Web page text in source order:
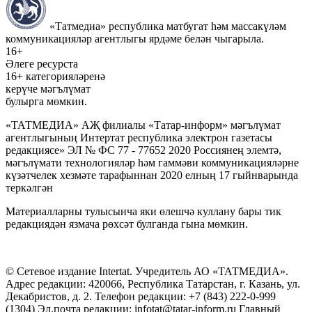
«Татмедиа» республика матбугат һәм массакүләм
коммуникацияләр агентлыгы ярдәме белән чыгарыла.
16+
Әлеге ресурста
16+ категорияләренә
керүче мәгълүмат
булырга мөмкин.
«ТАТМЕДИА» АҖ филиалы «Татар-информ» мәгълүмат
агентлыгының Интертат республика электрон газетасы
редакциясе» ЭЛ № ФС 77 - 77652 2020 Россиянең элемтә,
мәгълүмати технологияләр һәм гаммәви коммуникацияләрне
күзәтчелек хезмәте тарафыннан 2020 елның 17 гыйнварында
теркәлгән
Материалларны тулысынча яки өлешчә куллану бары тик
редакциядән язмача рөхсәт булганда гына мөмкин.
© Сетевое издание Intertat. Учредитель АО «ТАТМЕДИА».
Адрес редакции: 420066, Республика Татарстан, г. Казань, ул.
Декабристов, д. 2. Телефон редакции: +7 (843) 222-0-999
(1304) Эл.почта редакции: infotat@tatar-inform.ru Главный